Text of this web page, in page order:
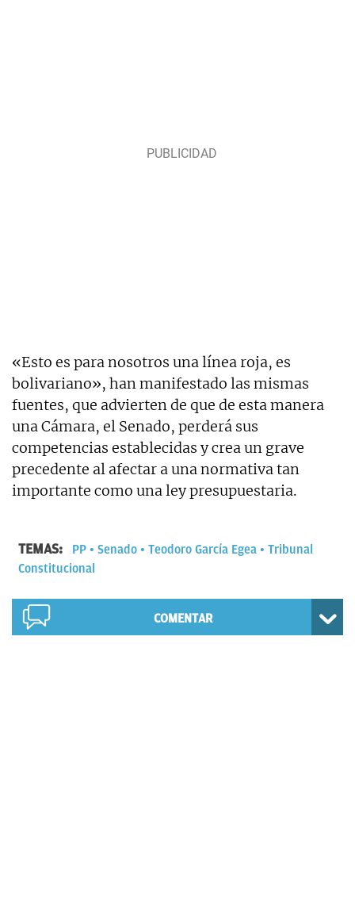
«Esto es para nosotros una línea roja, es
bolivariano», han manifestado las mismas
fuentes, que advierten de que de esta manera
una Cámara, el Senado, perderá sus
competencias establecidas y crea un grave
precedente al afectar a una normativa tan
importante como una ley presupuestaria.
TEMAS: PP Senado Teodoro García Egea
Tribunal
Constitucional
COMENTAR